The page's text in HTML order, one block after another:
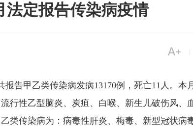
法定报告传染病疫情

告甲乙类传染病发病13170例，死亡11人。本
行性乙型脑炎、炭疽、白喉、新生儿破伤风、
类传染病为：病毒性肝炎、梅毒、新型冠状病